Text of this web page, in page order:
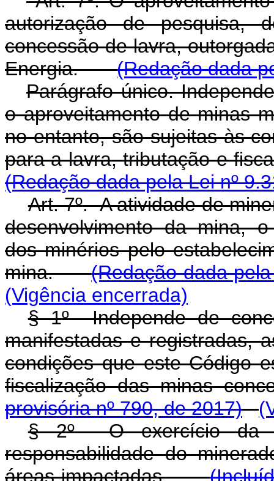
autorização de pesquisa,
concessão de lavra,
Energia.(Redação dada
Parágrafo único.
o aproveitamento de minas
no entanto, são sujeitas às
para a lavra, tributação e
(Redação dada pela Lei nº
Art. 7º. A atividade de
desenvolvimento da mina,
dos minérios pelo
mina.(Redação dada
(Vigência encerrada)
§ 1ºIndepende de
manifestadas e registradas,
condições que este Código
fiscalização das minas
provisória nº 790, de 2017)
§ 2ºO exercício da
responsabilidade do
áreas impactadas.